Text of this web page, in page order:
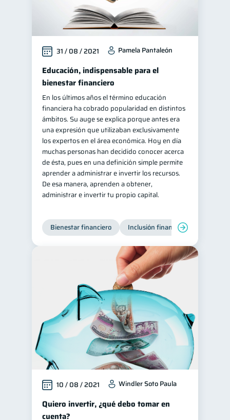
31 / 08 / 2021 Pamela Pantaleón
Educación, indispensable para el
bienestar financiero
En los últimos años el término educación
financiera ha cobrado popularidad en distintos
ámbitos. Su auge se explica porque antes era
una expresión que utilizaban exclusivamente
los expertos en el área económica. Hoy en día
muchas personas han decidido conocer acerca
de ésta, pues en una definición simple permite
aprender a administrar e invertir los recursos.
De esa manera, aprenden a obtener,
administrar e invertir tu propio capital.
Bienestar financiero Inclusión financiera
10 / 08 / 2021 Windler Soto Paula
Quiero invertir, ¿qué debo tomar en
cuenta?